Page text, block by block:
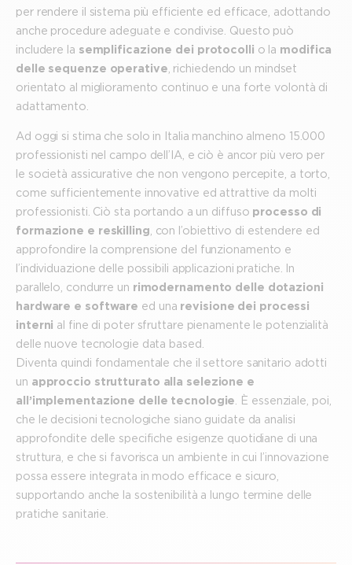
per rendere il sistema più efficiente ed efficace, adottando
anche procedure adeguate e condivise. Questo può
includere la semplificazione dei protocolli o la modifica
delle sequenze operative , richiedendo un mindset
orientato al miglioramento continuo e una forte volontà di
adattamento.
Ad oggi si stima che solo in Italia manchino almeno 15.000
professionisti nel campo dell’IA, e ciò è ancor più vero per
le società assicurative che non vengono percepite, a torto,
come sufficientemente innovative ed attrattive da molti
professionisti. Ciò sta portando a un diffuso processo di
formazione e reskilling , con l’obiettivo di estendere ed
approfondire la comprensione del funzionamento e
l’individuazione delle possibili applicazioni pratiche. In
parallelo, condurre un rimodernamento delle dotazioni
hardware e software ed una revisione dei processi
interni al fine di poter sfruttare pienamente le potenzialità
delle nuove tecnologie data based.
Diventa quindi fondamentale che il settore sanitario adotti
un approccio strutturato alla selezione e
all’implementazione delle tecnologie . È essenziale, poi,
che le decisioni tecnologiche siano guidate da analisi
approfondite delle specifiche esigenze quotidiane di una
struttura, e che si favorisca un ambiente in cui l’innovazione
possa essere integrata in modo efficace e sicuro,
supportando anche la sostenibilità a lungo termine delle
pratiche sanitarie.